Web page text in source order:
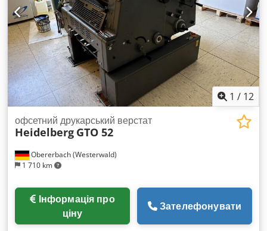
1 / 12
Obererbach (Westerwald)
1 710 km
офсетний друкарський верстат
Heidelberg GTO 52
ціну
Зателефонувати